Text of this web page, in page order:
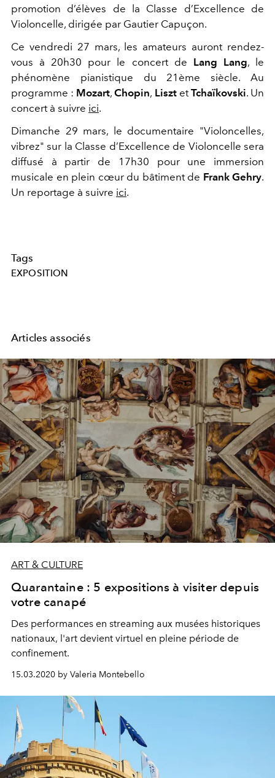
promotion d’élèves de la Classe d’Excellence de
Violoncelle, dirigée par Gautier Capuçon.
Ce vendredi 27 mars, les amateurs auront rendez-
vous à 20h30 pour le concert de Lang Lang, le
phénomène pianistique du 21ème siècle. Au
programme : Mozart,Chopin, LisztetTchaïkovski. Un
concert à suivre ici.
Dimanche 29 mars, le documentaire "Violoncelles,
vibrez" sur la Classe d’Excellence de Violoncelle sera
diffusé à partir de 17h30 pour une immersion
musicale en plein cœur du bâtiment de Frank Gehry.
Un reportage à suivre ici.
Tags
EXPOSITION
Articles associés
ART & CULTURE
Quarantaine : 5 expositions à visiter depuis
votre canapé
Des performances en streaming aux musées historiques
nationaux, l'art devient virtuel en pleine période de
confinement.
15.03.2020 by Valeria Montebello